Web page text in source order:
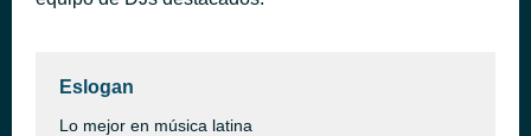
Eslogan
Lo mejor en música latina